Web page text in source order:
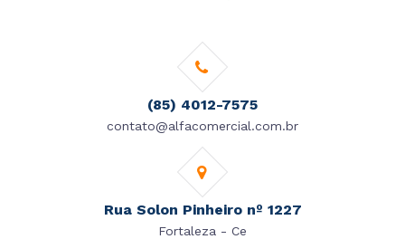
(85) 4012-7575
contato@alfacomercial.com.br
Rua Solon Pinheiro nº 1227
Fortaleza - Ce